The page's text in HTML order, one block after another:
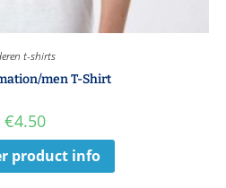
t-shirts
men T-Shirt
€4.50
product info